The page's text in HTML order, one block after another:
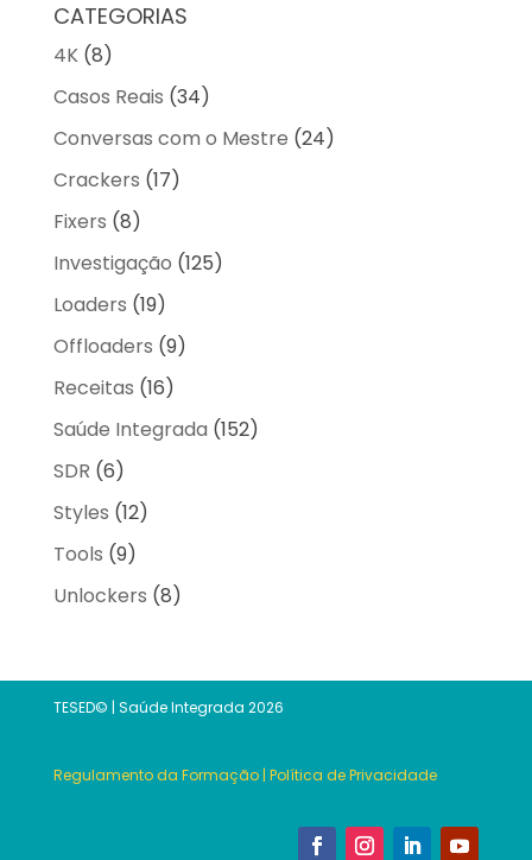
CATEGORIAS
4K(8)
Casos Reais (34)
Conversas com o Mestre (24)
Crackers (17)
Fixers (8)
Investigação (125)
Loaders (19)
Offloaders (9)
Receitas (16)
Saúde Integrada (152)
SDR (6)
Styles (12)
Tools (9)
Unlockers (8)
TESED© | Saúde Integrada 2026
Regulamento da Formação| Política de Privacidade